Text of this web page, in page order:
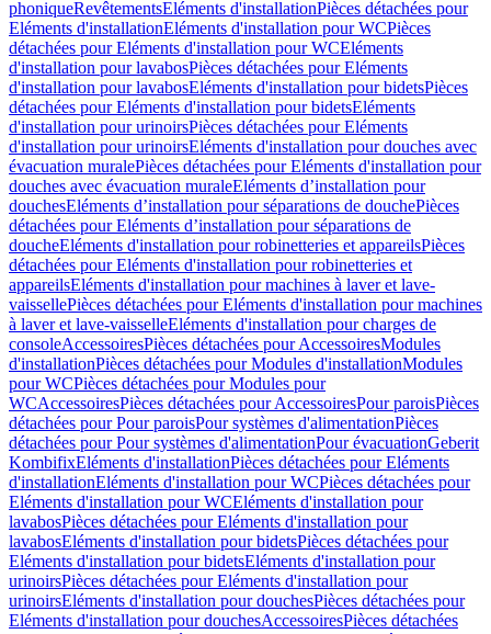
phoniqueRevêtementsEléments d'installationPièces détachées pour
Eléments d'installationEléments d'installation pour WCPièces
détachées pour Eléments d'installation pour WCEléments
d'installation pour lavabosPièces détachées pour Eléments
d'installation pour lavabosEléments d'installation pour bidetsPièces
détachées pour Eléments d'installation pour bidetsEléments
d'installation pour urinoirsPièces détachées pour Eléments
d'installation pour urinoirsEléments d'installation pour douches avec
évacuation muralePièces détachées pour Eléments d'installation pour
douches avec évacuation muraleEléments d’installation pour
douchesEléments d’installation pour séparations de douchePièces
détachées pour Eléments d’installation pour séparations de
doucheEléments d'installation pour robinetteries et appareilsPièces
détachées pour Eléments d'installation pour robinetteries et
appareilsEléments d'installation pour machines à laver et lave-
vaissellePièces détachées pour Eléments d'installation pour machines
à laver et lave-vaisselleEléments d'installation pour charges de
consoleAccessoiresPièces détachées pour AccessoiresModules
d'installationPièces détachées pour Modules d'installationModules
pour WCPièces détachées pour Modules pour
WCAccessoiresPièces détachées pour AccessoiresPour paroisPièces
détachées pour Pour paroisPour systèmes d'alimentationPièces
détachées pour Pour systèmes d'alimentationPour évacuationGeberit
KombifixEléments d'installationPièces détachées pour Eléments
d'installationEléments d'installation pour WCPièces détachées pour
Eléments d'installation pour WCEléments d'installation pour
lavabosPièces détachées pour Eléments d'installation pour
lavabosEléments d'installation pour bidetsPièces détachées pour
Eléments d'installation pour bidetsEléments d'installation pour
urinoirsPièces détachées pour Eléments d'installation pour
urinoirsEléments d'installation pour douchesPièces détachées pour
Eléments d'installation pour douchesAccessoiresPièces détachées